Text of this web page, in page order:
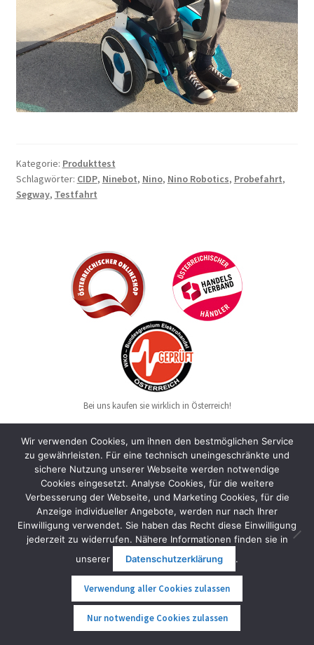
Kategorie: Produkttest
Schlagwörter: CIDP, Ninebot, Nino, Nino Robotics, Probefahrt,
Segway, Testfahrt
Bei uns kaufen sie wirklich in Österreich!
Sommeraktionen
Scuddy Slim V4 um EUR 2.099,- statt 2.590,- inkl. MwSt.
E-Twow GT SL Limited inkl. Blinker um EUR 999,- statt 1.049,-
MwSt.
Nosfet Aeon mit Hybridreifen um EUR 2.599,- statt 2.699,- inkl.
Kingsong S19 Pro um EUR 2.299,- inkl. MwSt.
Kingsong KS18XL Pro um EUR 1.799,- statt 1.899,- inkl. MwSt.
Wir verwenden Cookies, um ihnen den bestmöglichen Service
zu gewährleisten. Für eine technisch uneingeschränkte und
sichere Nutzung unserer Webseite werden notwendige
Cookies eingesetzt. Analyse Cookies, für die weitere
Verbesserung der Webseite, und Marketing Cookies, für die
Anzeige individueller Angebote, werden nur nach Ihrer
Einwilligung verwendet. Sie haben das Recht diese Einwilligung
jederzeit zu widerrufen. Nähere Informationen finden sie in
unserer
Datenschutzerklärung .
Verwendung aller Cookies zulassen
Nur notwendige Cookies zulassen